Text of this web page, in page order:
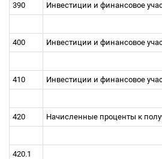
390 Инвестиции и финансовое
400 Инвестиции и финансовое
410 Инвестиции и финансовое
420 Начисленные проценты к
420.1